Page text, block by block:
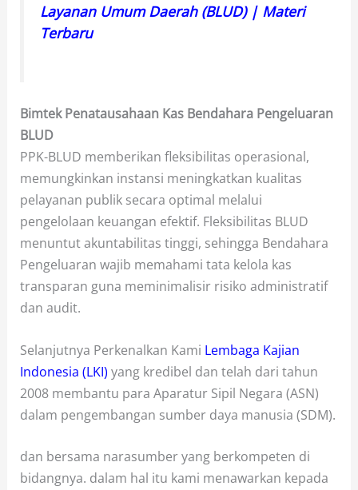
Layanan Umum Daerah (BLUD) | Materi
Terbaru
Bimtek Penatausahaan Kas Bendahara Pengeluaran
BLUD
PPK-BLUD memberikan fleksibilitas operasional,
memungkinkan instansi meningkatkan kualitas
pelayanan publik secara optimal melalui
pengelolaan keuangan efektif. Fleksibilitas BLUD
menuntut akuntabilitas tinggi, sehingga Bendahara
Pengeluaran wajib memahami tata kelola kas
transparan guna meminimalisir risiko administratif
dan audit.
Selanjutnya Perkenalkan Kami Lembaga Kajian
Indonesia (LKI) yang kredibel dan telah dari tahun
2008 membantu para Aparatur Sipil Negara (ASN)
dalam pengembangan sumber daya manusia (SDM).
dan bersama narasumber yang berkompeten di
bidangnya. dalam hal itu kami menawarkan kepada